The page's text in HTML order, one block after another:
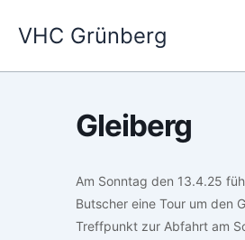
InhaltVHC Grünberg
Gleiberg
Am Sonntag den 13.4.25
Butscher eine Tour um den
Treffpunkt zur Abfahrt am